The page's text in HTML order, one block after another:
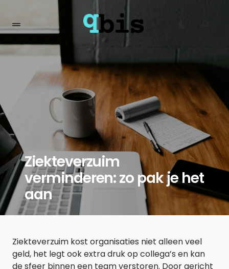
Ziekteverzuim
verminderen: zo pak je het
aan
Ziekteverzuim kost organisaties niet alleen veel
geld, het legt ook extra druk op collega’s en kan
de sfeer binnen een team verstoren. Door gericht